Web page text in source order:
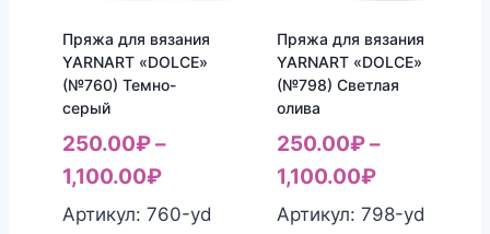
Пряжа для вязания
YARNART «DOLCE»
(№760) Темно-
серый
250.00₽–
1,100.00₽
Артикул: 760-yd
Пряжа для вязания
YARNART «DOLCE»
(№798) Светлая
олива
250.00₽–
1,100.00₽
Артикул: 798-yd